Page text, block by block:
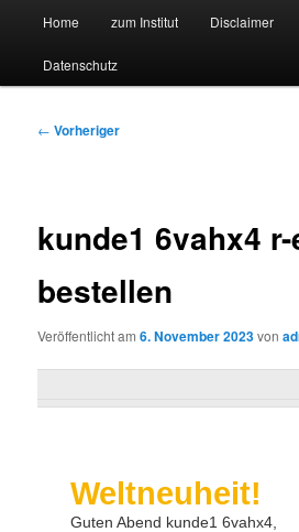
Suchmaschine
Technologie
Zum
primären
Zum
sekundären
Home zum Institut Disclaimer
Datenschutz
Beitragsnavigation
← Vorheriger
kunde1 6vahx4
bestellen
Veröffentlicht am6. November 2023von
Weltneuheit!
Guten Abend kunde1 6vahx4,